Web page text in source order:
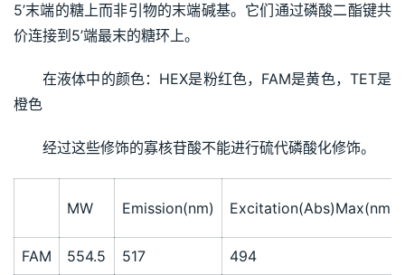
5’末端的糖上而非引物的末端碱基。它们通过磷酸二酯键共
价连接到5’端最末的糖环上。
在液体中的颜色：HEX是粉红色，FAM是黄色，TET是
橙色
经过这些修饰的寡核苷酸不能进行硫代磷酸化修饰。
MW Emission(nm) Excitation(Abs)Max(nm)
FAM 554.5 517 494